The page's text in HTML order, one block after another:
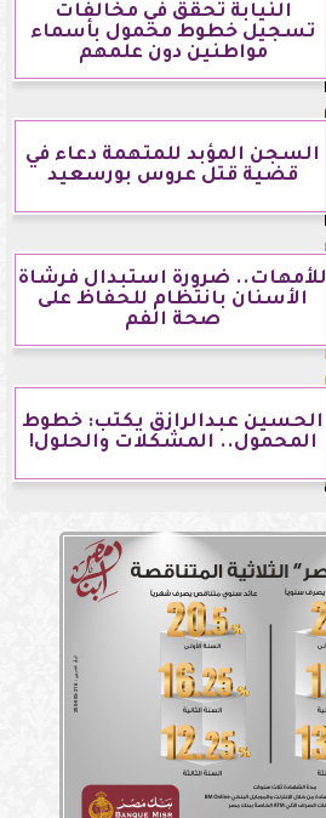
النيابة تحقق في مخالفات
تسجيل خطوط محمول بأسماء
مواطنين دون علمهم
السجن المؤبد للمتهمة دعاء في
قضية قتل عروس بورسعيد
للأمهات.. ضرورة استبدال فرشاة
الأسنان بانتظام للحفاظ على
صحة الفم
الحسين عبدالرازق يكتب: خطوط
المحمول.. المشكلات والحلول!